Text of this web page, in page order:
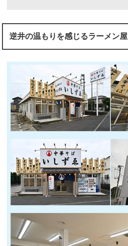
逆井の温もりを感じるラーメン屋